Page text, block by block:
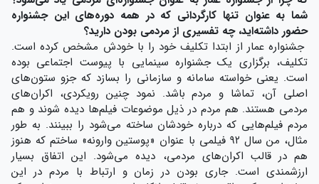
شما به عنوان تنها کارگردانی که در همه دوره‌های این جشنواره
حضور داشته‌اید، چه تفسیری از مردمی بودن دارید؟
جشنواره عمار از ابتدا تکلیف خود را با خودش مشخص کرده است.
تکلیف، برگزاری یک جشنواره سینمایی با پیوست اجتماعی بوده
است. یعنی خواسته سامانه و سازمانی را بسازد که جزو ستون‌های
اصلی آن، تماشا و مردم باشد. نمود چنین رویکردی، اکران‌های
مردمی هستند. هم مردم در ذیل موضوعات فیلم‌ها دیده شوند و هم
مردم فیلم‌هایی که درباره خودشان ساخته می‌شود را ببینند. به طور
مثال، من سال ۹۲ فیلمی با عنوان «پوستین وارونه» ساختم که هنوز
هم در قالب اکران‌های مردمی، دیده می‌شود. این اتفاق بسیار
ارزشمندی است. جاری بودن در زمان و ارتباط با مردم در این